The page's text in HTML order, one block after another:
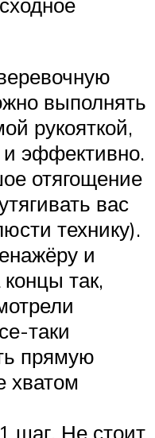
выполнять
рукояткой,
и эффективно.
отягощение
вас
технику).
и
так,
таки
прямую
хватом
шаг. Не стоит